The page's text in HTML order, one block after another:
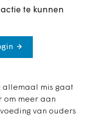
te kunnen
allemaal mis gaat
om meer aan
van ouders